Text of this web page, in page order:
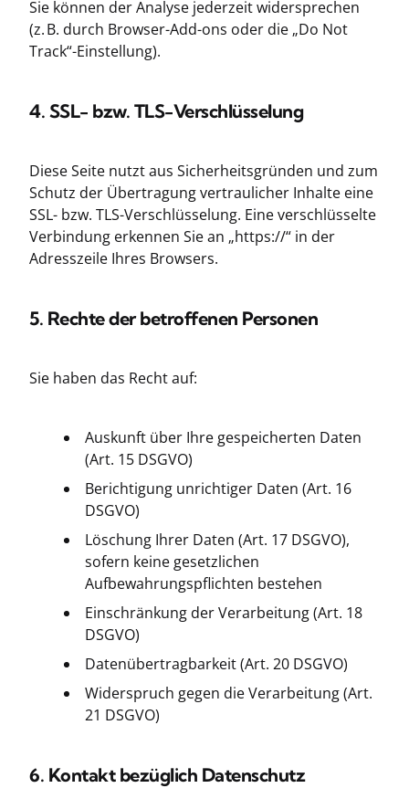
Sie können der Analyse jederzeit widersprechen
(z. B. durch Browser-Add-ons oder die „Do Not
Track“-Einstellung).
4. SSL- bzw. TLS-Verschlüsselung
Diese Seite nutzt aus Sicherheitsgründen und zum
Schutz der Übertragung vertraulicher Inhalte eine
SSL- bzw. TLS-Verschlüsselung. Eine verschlüsselte
Verbindung erkennen Sie an „https://“ in der
Adresszeile Ihres Browsers.
5. Rechte der betroffenen Personen
Sie haben das Recht auf:
Auskunft über Ihre gespeicherten Daten
(Art. 15 DSGVO)
Berichtigung unrichtiger Daten (Art. 16
DSGVO)
Löschung Ihrer Daten (Art. 17 DSGVO),
sofern keine gesetzlichen
Aufbewahrungspflichten bestehen
Einschränkung der Verarbeitung (Art. 18
DSGVO)
Datenübertragbarkeit (Art. 20 DSGVO)
Widerspruch gegen die Verarbeitung (Art.
21 DSGVO)
6. Kontakt bezüglich Datenschutz